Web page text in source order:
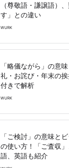
（尊敬語・謙譲語）
す」との違い
WURK
「略儀ながら」の意
礼・お詫び・年末の
付きで解析
WURK
「ご検討」の意味と
の使い方！「ご査収
語、英語も紹介